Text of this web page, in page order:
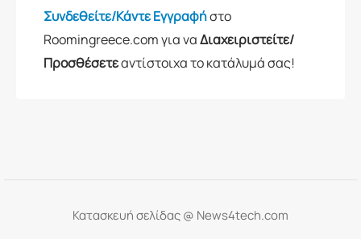
Συνδεθείτε/Κάντε Εγγραφήστο
Roomingreece.com για ναΔιαχειριστείτε/
Προσθέσετεαντίστοιχα το κατάλυμά σας!
Κατασκευή σελίδας @ News4tech.com